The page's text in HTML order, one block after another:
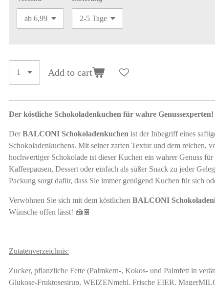
Add to cart
Der köstliche Schokoladenkuchen für wahre Genussexperten!
DerBALCONI Schokoladenkuchen ist der Inbegriff eines
Schokoladenkuchens. Mit seiner zarten Textur und dem reichen,
hochwertiger Schokolade ist dieser Kuchen ein wahrer Genuss
Kaffeepausen, Dessert oder einfach als süßer Snack zu jeder
Packung sorgt dafür, dass Sie immer genügend Kuchen für sich
Verwöhnen Sie sich mit dem köstlichen BALCONI
Wünsche offen lässt! 🍰🍫
Zutatenverzeichnis:
Zucker, pflanzliche Fette (Palmkern-, Kokos- und Palmfett in
Glukose-Fruktosesirup, WEIZENmehl, Frische EIER,